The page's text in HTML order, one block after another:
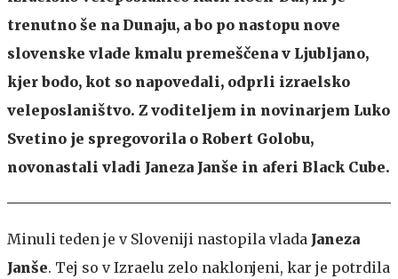
trenutno še na Dunaju, a bo po nastopu nove
slovenske vlade kmalu premeščena v Ljubljano,
kjer bodo, kot so napovedali, odprli izraelsko
veleposlaništvo. Z voditeljem in novinarjem Luko
Svetino je spregovorila o Robert Golobu,
novonastali vladi Janeza Janše in aferi Black Cube.
Minuli teden je v Sloveniji nastopila vlada Janeza
Janše. Tej so v Izraelu zelo naklonjeni, kar je potrdila